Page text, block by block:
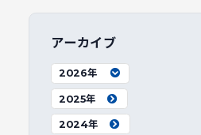
アーカイブ
2026年
2025年
2024年